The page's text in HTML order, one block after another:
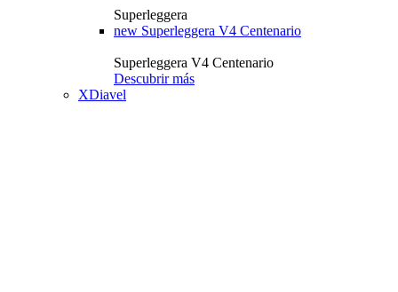
Superleggera
new Superleggera V4 Centenario
Superleggera V4 Centenario
Descubrir más
XDiavel